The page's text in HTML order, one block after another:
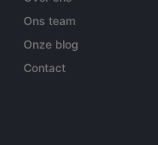
Ons team
Onze blog
Contact